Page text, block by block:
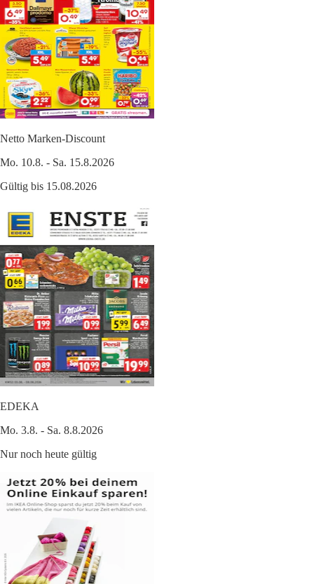
Netto Marken-Discount
Mo. 10.8. - Sa. 15.8.2026
Gültig bis 15.08.2026
EDEKA
Mo. 3.8. - Sa. 8.8.2026
Nur noch heute gültig